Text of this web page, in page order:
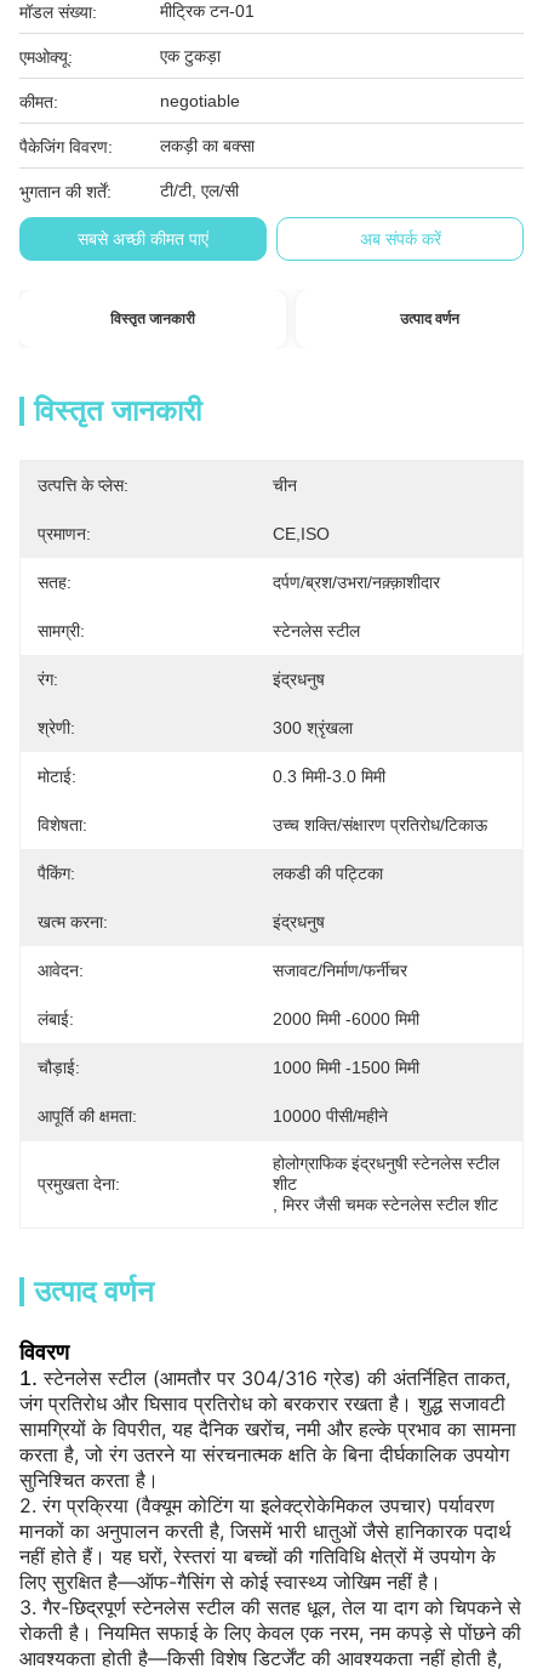
मॉडल संख्या: मीट्रिक टन-01
एमओक्यू: एक टुकड़ा
कीमत: negotiable
पैकेजिंग विवरण: लकड़ी का बक्सा
भुगतान की शर्तें: टी/टी, एल/सी
सबसे अच्छी कीमत पाएं अब संपर्क करें
विस्तृत जानकारी उत्पाद वर्णन
विस्तृत जानकारी
उत्पत्ति के प्लेस: चीन
प्रमाणन: CE,ISO
सतह: दर्पण/ब्रश/उभरा/नक़्क़ाशीदार
सामग्री: स्टेनलेस स्टील
रंग: इंद्रधनुष
श्रेणी: 300 श्रृंखला
मोटाई: 0.3 मिमी-3.0 मिमी
विशेषता: उच्च शक्ति/संक्षारण प्रतिरोध/टिकाऊ
पैकिंग: लकडी की पट्टिका
खत्म करना: इंद्रधनुष
आवेदन: सजावट/निर्माण/फर्नीचर
लंबाई: 2000 मिमी -6000 मिमी
चौड़ाई: 1000 मिमी -1500 मिमी
आपूर्ति की क्षमता: 10000 पीसी/महीने
प्रमुखता देना:
होलोग्राफिक इंद्रधनुषी स्टेनलेस स्टील
शीट
मिरर जैसी चमक स्टेनलेस स्टील शीट
उत्पाद वर्णन
विवरण
1.स्टेनलेस स्टील (आमतौर पर 304/316 ग्रेड) की अंतर्निहित ताकत,
जंग प्रतिरोध और घिसाव प्रतिरोध को बरकरार रखता है। शुद्ध सजावटी
सामग्रियों के विपरीत, यह दैनिक खरोंच, नमी और हल्के प्रभाव का सामना
करता है, जो रंग उतरने या संरचनात्मक क्षति के बिना दीर्घकालिक उपयोग
सुनिश्चित करता है।
2.रंग प्रक्रिया (वैक्यूम कोटिंग या इलेक्ट्रोकेमिकल उपचार) पर्यावरण
मानकों का अनुपालन करती है, जिसमें भारी धातुओं जैसे हानिकारक पदार्थ
नहीं होते हैं। यह घरों, रेस्तरां या बच्चों की गतिविधि क्षेत्रों में उपयोग के
लिए सुरक्षित है—ऑफ-गैसिंग से कोई स्वास्थ्य जोखिम नहीं है।
3.गैर-छिद्रपूर्ण स्टेनलेस स्टील की सतह धूल, तेल या दाग को चिपकने से
रोकती है। नियमित सफाई के लिए केवल एक नरम, नम कपड़े से पोंछने की
आवश्यकता होती है—किसी विशेष डिटर्जेंट की आवश्यकता नहीं होती है,